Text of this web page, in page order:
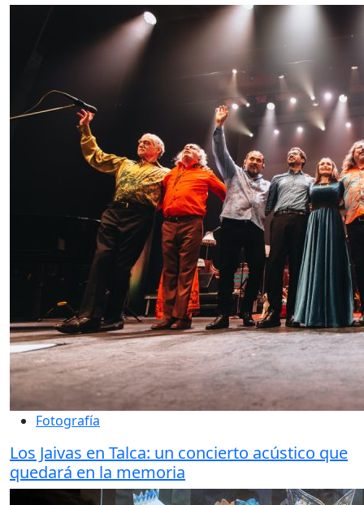
Fotografía
Los Jaivas en Talca: un concierto acústico que
quedará en la memoria